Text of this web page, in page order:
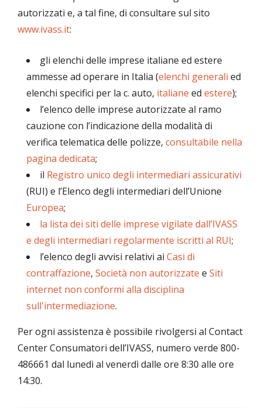
autorizzati e, a tal fine, di consultare sul sito
www.ivass.it:
gli elenchi delle imprese italiane ed estere
ammesse ad operare in Italia (elenchi generali ed
elenchi specifici per la c. auto, italiane ed estere);
l’elenco delle imprese autorizzate al ramo
cauzione con l’indicazione della modalità di
verifica telematica delle polizze, consultabile nella
pagina dedicata;
il Registro unico degli intermediari assicurativi
(RUI) e l’Elenco degli intermediari dell’Unione
Europea;
la lista dei siti delle imprese vigilate dall’IVASS
e degli intermediari regolarmente iscritti al RUI;
l’elenco degli avvisi relativi ai Casi di
contraffazione, Società non autorizzate e Siti
internet non conformi alla disciplina
sull'intermediazione.
Per ogni assistenza è possibile rivolgersi al Contact
Center Consumatori dell’IVASS, numero verde 800-
486661 dal lunedì al venerdì dalle ore 8:30 alle ore
14:30.